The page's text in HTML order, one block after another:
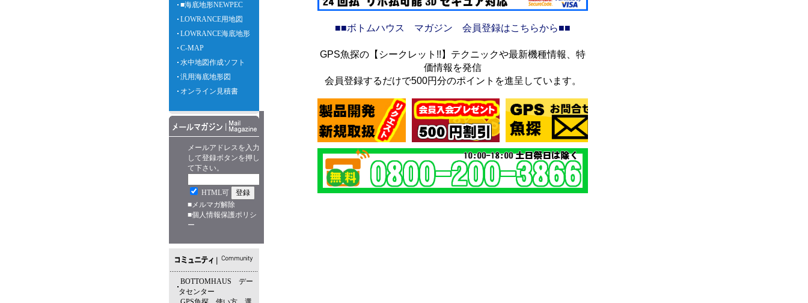
■海底地形NEWPEC
LOWRANCE用地図
LOWRANCE海底地形
C-MAP
水中地図作成ソフト
汎用海底地形図
オンライン見積書
メールアドレスを入力
して登録ボタンを押し
て下さい。
HTML可
■メルマガ解除
■個人情報保護ポリシ
ー
BOTTOMHAUS デー
タセンター
■■ボトムハウス マガジン 会員登録はこちらから■■
GPS魚探の【シークレット!!】テクニックや最新機種情報、特
価情報を発信
会員登録するだけで500円分のポイントを進呈しています。